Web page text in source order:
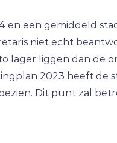
en een gemiddeld
niet echt
lager liggen dan de
2023 heeft de
Dit punt zal